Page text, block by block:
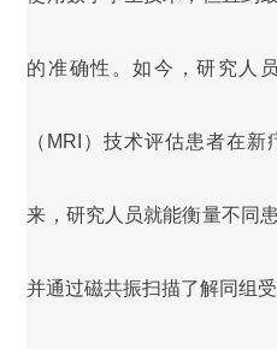
的准确性。如今，研究人
（MRI）技术评估患者在
来，研究人员就能衡量不同
并通过磁共振扫描了解同组